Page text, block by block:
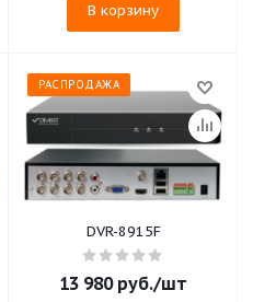
В корзину
РАСПРОДАЖА
DVR-8915F
13 980руб./шт